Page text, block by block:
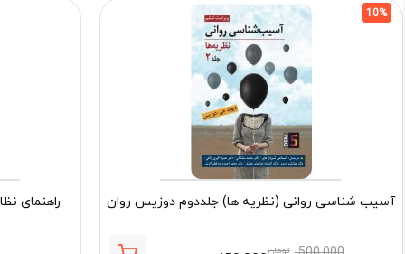
10%
آسیب شناسی روانی (نظریه ها) جلددوم دوزیس روان
تومان
راهنمای